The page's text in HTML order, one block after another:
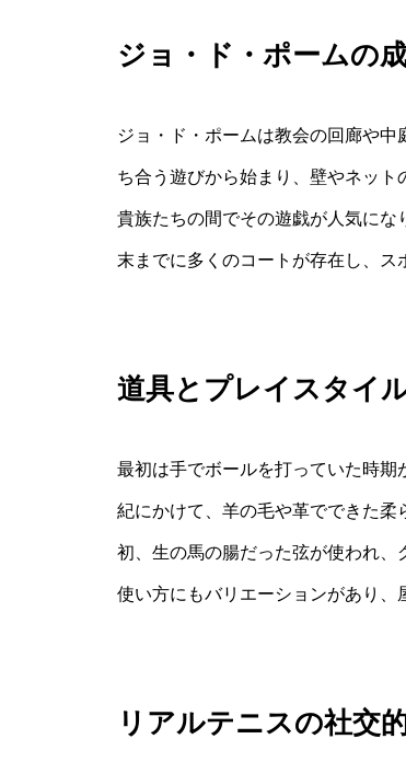
ジョ・ド・ポームの
ジョ・ド・ポームは教会の回廊や
ち合う遊びから始まり、壁やネット
貴族たちの間でその遊戯が人気に
末までに多くのコートが存在し、ス
道具とプレイスタイ
最初は手でボールを打っていた時
紀にかけて、羊の毛や革でできた
初、生の馬の腸だった弦が使われ
使い方にもバリエーションがあり、
リアルテニスの社交